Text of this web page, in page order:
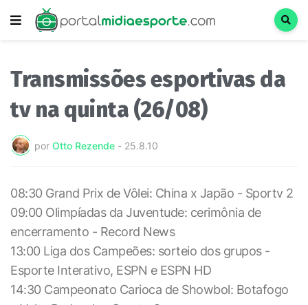
Transmissões esportivas da
tv na quinta (26/08)
por Otto Rezende - 25.8.10
08:30 Grand Prix de Vôlei: China x Japão - Sportv 2
09:00 Olimpíadas da Juventude: cerimônia de
encerramento - Record News
13:00 Liga dos Campeões: sorteio dos grupos -
Esporte Interativo, ESPN e ESPN HD
14:30 Campeonato Carioca de Showbol: Botafogo